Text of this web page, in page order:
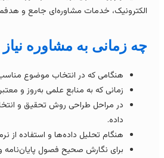
خدمات مشاوره‌ای جامع و هدفمند
زمانی به مشاوره نیاز
هنگامی که در انتخاب موضوع مناسب
زمانی که به منابع علمی به‌روز و معتبر
در مراحل طراحی روش تحقیق و انتخاب
هنگام تحلیل داده‌ها و استفاده از
برای نگارش صحیح فصول پایان‌نامه و